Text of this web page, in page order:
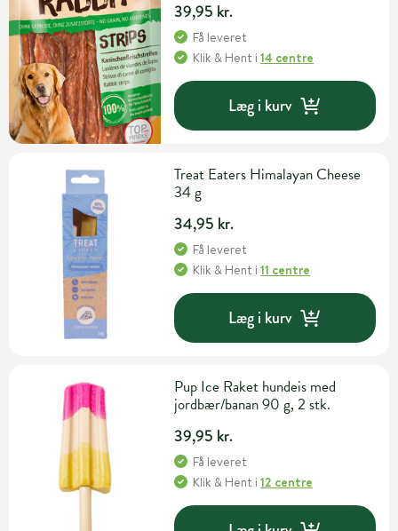
39,95 kr.
Få leveret
Klik & Hent i14 centre
Læg i kurv
Treat Eaters Himalayan Cheese
34 g
34,95 kr.
Få leveret
Klik & Hent i11 centre
Læg i kurv
Pup Ice Raket hundeis med
jordbær/banan 90 g, 2 stk.
39,95 kr.
Få leveret
Klik & Hent i12 centre